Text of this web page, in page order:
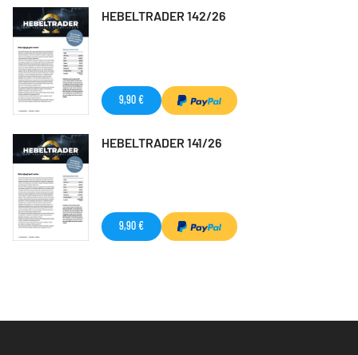
HEBELTRADER 142/26
9,90 €
HEBELTRADER 141/26
9,90 €